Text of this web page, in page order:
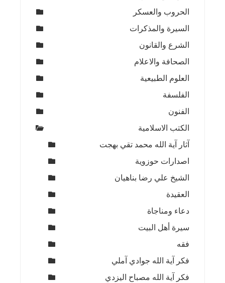
الحروب والعسكر
السيرة والمذكرات
الشرع والقانون
الصحافة والاعلام
العلوم الطبيعية
الفلسفة
الفنون
الكتب الاسلامية
آثار آية الله محمد تقي بهجت
اصدارات حوزوية
الشيخ علي رضا بناهيان
العقيدة
دعاء ومناجاة
سيرة أهل البيت
فقه
فكر آية الله جوادي آملي
فكر آية الله مصباح اليزدي